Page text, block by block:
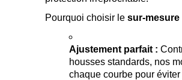
Pourquoi choisir le sur-mesure
Ajustement parfait :
housses standards, nos
chaque courbe pour